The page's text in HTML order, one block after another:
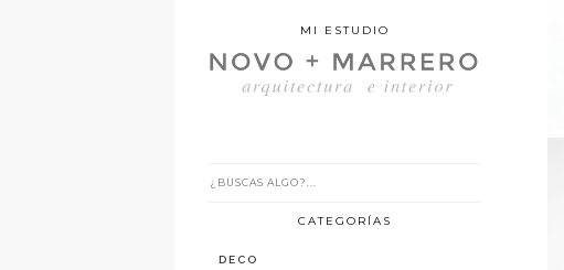
MI ESTUDIO
CATEGORÍAS
DECO